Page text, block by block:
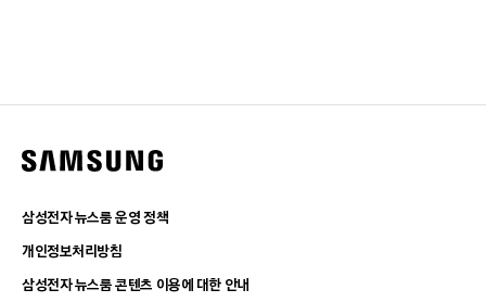
삼성전자 뉴스룸 운영 정책
개인정보처리방침
삼성전자 뉴스룸 콘텐츠 이용에 대한 안내